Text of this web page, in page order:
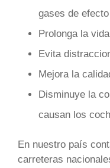
gases de
Prolonga la
Evita
Mejora la
Disminuye la
causan los
En nuestro país
carreteras